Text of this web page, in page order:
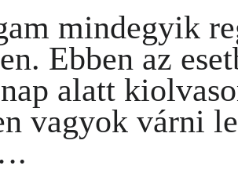
mindegyik
Ebben az
alatt
vagyok várni